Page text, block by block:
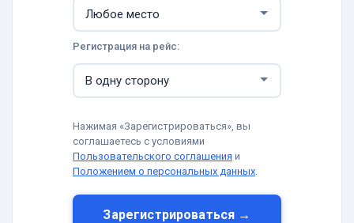
Регистрация на рейс:
Нажимая «Зарегистрироваться», вы
соглашаетесь с условиями
Пользовательского соглашения и
Положением о персональных данных.
Зарегистрироваться →